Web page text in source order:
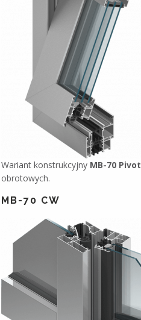
Wariant konstrukcyjny MB-70 Pivot
obrotowych.
MB-70 CW